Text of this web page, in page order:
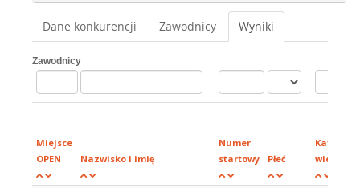
Dane konkurencji Zawodnicy Wyniki
Zawodnicy
Miejsce
OPEN
Nazwisko i imię
Numer
startowy
Płeć
Kategorie
wiekowe